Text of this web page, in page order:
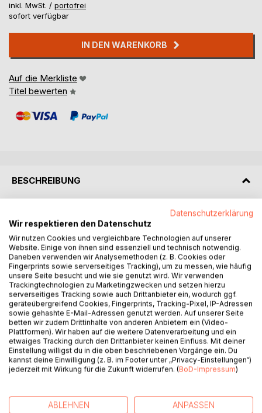
inkl. MwSt. / portofrei
sofort verfügbar
IN DEN WARENKORB
Auf die Merkliste
Titel bewerten
BESCHREIBUNG
Die Hypnose stellt ein machtvolles Instrument dar mit dem
Unbewussten Kontakt aufzunehmen, sich seine Inhalte
bewusst zu machen und seine Inhalte gezielt zu verändern.
Damit besteht die Möglichkeit psychische Störungen zu
heilen oder zumindest zu lindern, bzw. Probleme des
Alltags erfolgreich zu bewältigen, indem der Klient Zugang
zu den Ressourcen seines Unbewussten gewinnt und lernt
sie zu nutzen. Eine genauere Beobachtung spezifischer
Trancephänomene macht deutlich, dass das Unbewusste
eine innere Dynamik besitzt, die auf Heilung und Ganzheit
ausgerichtet ist. Es handelt sich um Selbstheilungskräfte,
die auf der psychischen Ebene wirken, um seelische
Störungen zu überwinden. Sie wirken aber auch auf die
körperlichen Funktionen ein und sorgen für die Heilung
sich aktivieren ohne Details über ihre genauen
Datenschutzerklärung
Wir respektieren den Datenschutz
Wir nutzen Cookies und vergleichbare Technologien auf unserer
Website. Einige von ihnen sind essenziell und technisch notwendig.
Daneben verwenden wir Analysemethoden (z. B. Cookies oder
Fingerprints sowie serverseitiges Tracking), um zu messen, wie häufig
unsere Seite besucht und wie sie genutzt wird. Wir verwenden
Trackingtechnologien zu Marketingzwecken und setzen hierzu
serverseitiges Tracking sowie auch Drittanbieter ein, wodurch ggf.
geräteübergreifend Cookies, Fingerprints, Tracking-Pixel, IP-Adressen
sowie gehashte E-Mail-Adressen genutzt werden. Auf unserer Seite
betten wir zudem Drittinhalte von anderen Anbietern ein (Video-
Plattformen). Wir haben auf die weitere Datenverarbeitung und ein
etwaiges Tracking durch den Drittanbieter keinen Einfluss. Mit deiner
Einstellung willigst du in die oben beschriebenen Vorgänge ein. Du
kannst deine Einwilligung (z. B. im Footer unter „Privacy-Einstellungen“)
jederzeit mit Wirkung für die Zukunft widerrufen. (BoD-Impressum)
ABLEHNEN ANPASSEN